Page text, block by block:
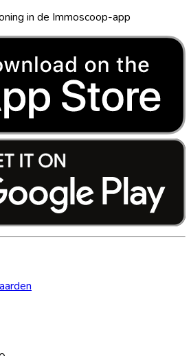
in de Immoscoop-app